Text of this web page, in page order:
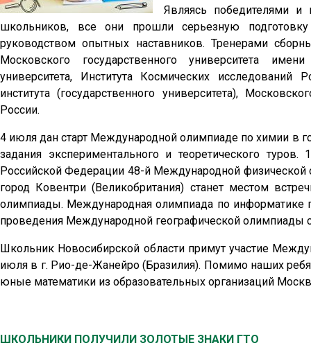
Являясь победителями и
школьников, все они прошли серьезную
руководством опытных наставников. Тренерами
Московского государственного университета
университета, Института Космических исследований
института (государственного университета),
России.
4 июля дан старт Международной олимпиаде по химии в
задания экспериментального и теоретического
Российской Федерации 48-й Международной
город Ковентри (Великобритания) станет местом
олимпиады. Международная олимпиада по информатике
проведения Международной географической олимпиады с
Школьник Новосибирской области примут участие
июля в г. Рио-де-Жанейро (Бразилия). Помимо наших
юные математики из образовательных организаций
ШКОЛЬНИКИ ПОЛУЧИЛИ ЗОЛОТЫЕ ЗНАКИ ГТО